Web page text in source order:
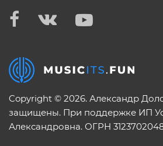
Copyright © 2026. Александр
защищены. При поддержке ИП
Александровна. ОГРН